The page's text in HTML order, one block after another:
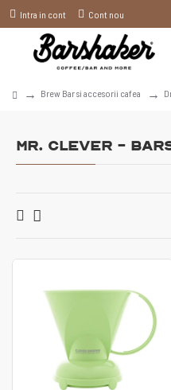
Intra in cont Cont nou
Brew Bar si accesorii cafea
Mr. Clever -